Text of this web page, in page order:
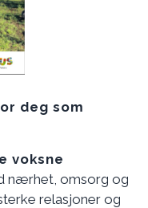
deg som
voksne
nærhet, omsorg og
relasjoner og